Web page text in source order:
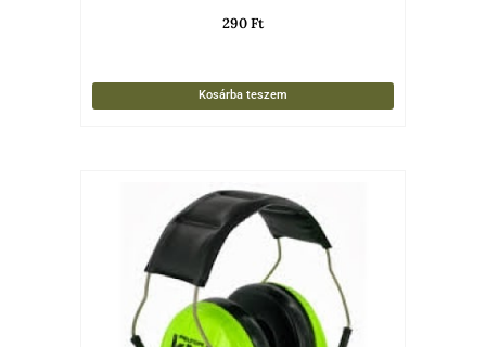
290Ft
Kosárba teszem